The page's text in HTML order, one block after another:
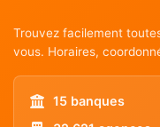
Trouvez facilement
vous. Horaires,
15 banques